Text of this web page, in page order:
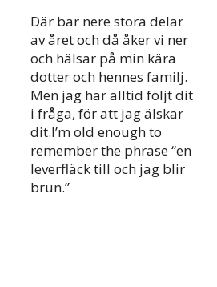
Där bar nere stora delar
av året och då åker vi ner
och hälsar på min kära
dotter och hennes familj.
Men jag har alltid följt dit
i fråga, för att jag älskar
dit.I’m old enough to
remember the phrase “en
leverfläck till och jag blir
brun.”